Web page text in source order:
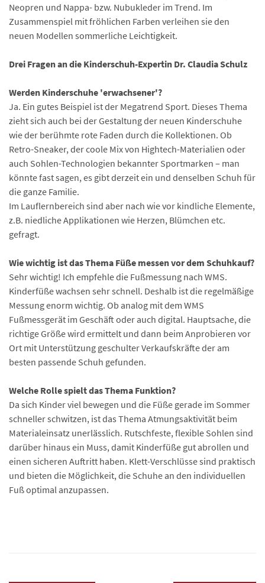
Neopren und Nappa- bzw. Nubukleder im Trend. Im
Zusammenspiel mit fröhlichen Farben verleihen sie den
neuen Modellen sommerliche Leichtigkeit.
Drei Fragen an die Kinderschuh-Expertin Dr. Claudia Schulz
Werden Kinderschuhe 'erwachsener'?
Ja. Ein gutes Beispiel ist der Megatrend Sport. Dieses Thema
zieht sich auch bei der Gestaltung der neuen Kinderschuhe
wie der berühmte rote Faden durch die Kollektionen. Ob
Retro-Sneaker, der coole Mix von Hightech-Materialien oder
auch Sohlen-Technologien bekannter Sportmarken – man
könnte fast sagen, es gibt derzeit ein und denselben Schuh für
die ganze Familie.
Im Lauflernbereich sind aber nach wie vor kindliche Elemente,
z.B. niedliche Applikationen wie Herzen, Blümchen etc.
gefragt.
Wie wichtig ist das Thema Füße messen vor dem Schuhkauf?
Sehr wichtig! Ich empfehle die Fußmessung nach WMS.
Kinderfüße wachsen sehr schnell. Deshalb ist die regelmäßige
Messung enorm wichtig. Ob analog mit dem WMS
Fußmessgerät im Geschäft oder auch digital. Hauptsache, die
richtige Größe wird ermittelt und dann beim Anprobieren vor
Ort mit Unterstützung geschulter Verkaufskräfte der am
besten passende Schuh gefunden.
Welche Rolle spielt das Thema Funktion?
Da sich Kinder viel bewegen und die Füße gerade im Sommer
schneller schwitzen, ist das Thema Atmungsaktivität beim
Materialeinsatz unerlässlich. Rutschfeste, flexible Sohlen sind
darüber hinaus ein Muss, damit Kinderfüße gut abrollen und
einen sicheren Auftritt haben. Klett-Verschlüsse sind praktisch
und bieten die Möglichkeit, die Schuhe an den individuellen
Fuß optimal anzupassen.